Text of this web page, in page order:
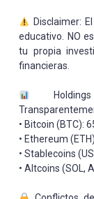
Disclaimer:
educativo. NO
tu propia
financieras.
Holdings
• Bitcoin (BTC):
• Ethereum
• Stablecoins
• Altcoins (SOL,